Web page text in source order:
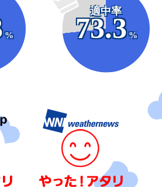
%
適中率
73.3
%